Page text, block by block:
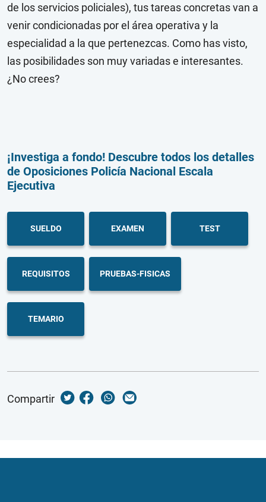
de los servicios policiales), tus tareas concretas van a
venir condicionadas por el área operativa y la
especialidad a la que pertenezcas. Como has visto,
las posibilidades son muy variadas e interesantes.
¿No crees?
¡Investiga a fondo! Descubre todos los detalles
de Oposiciones Policía Nacional Escala
Ejecutiva
SUELDO EXAMEN TEST
REQUISITOS PRUEBAS-FISICAS
TEMARIO
Compartir